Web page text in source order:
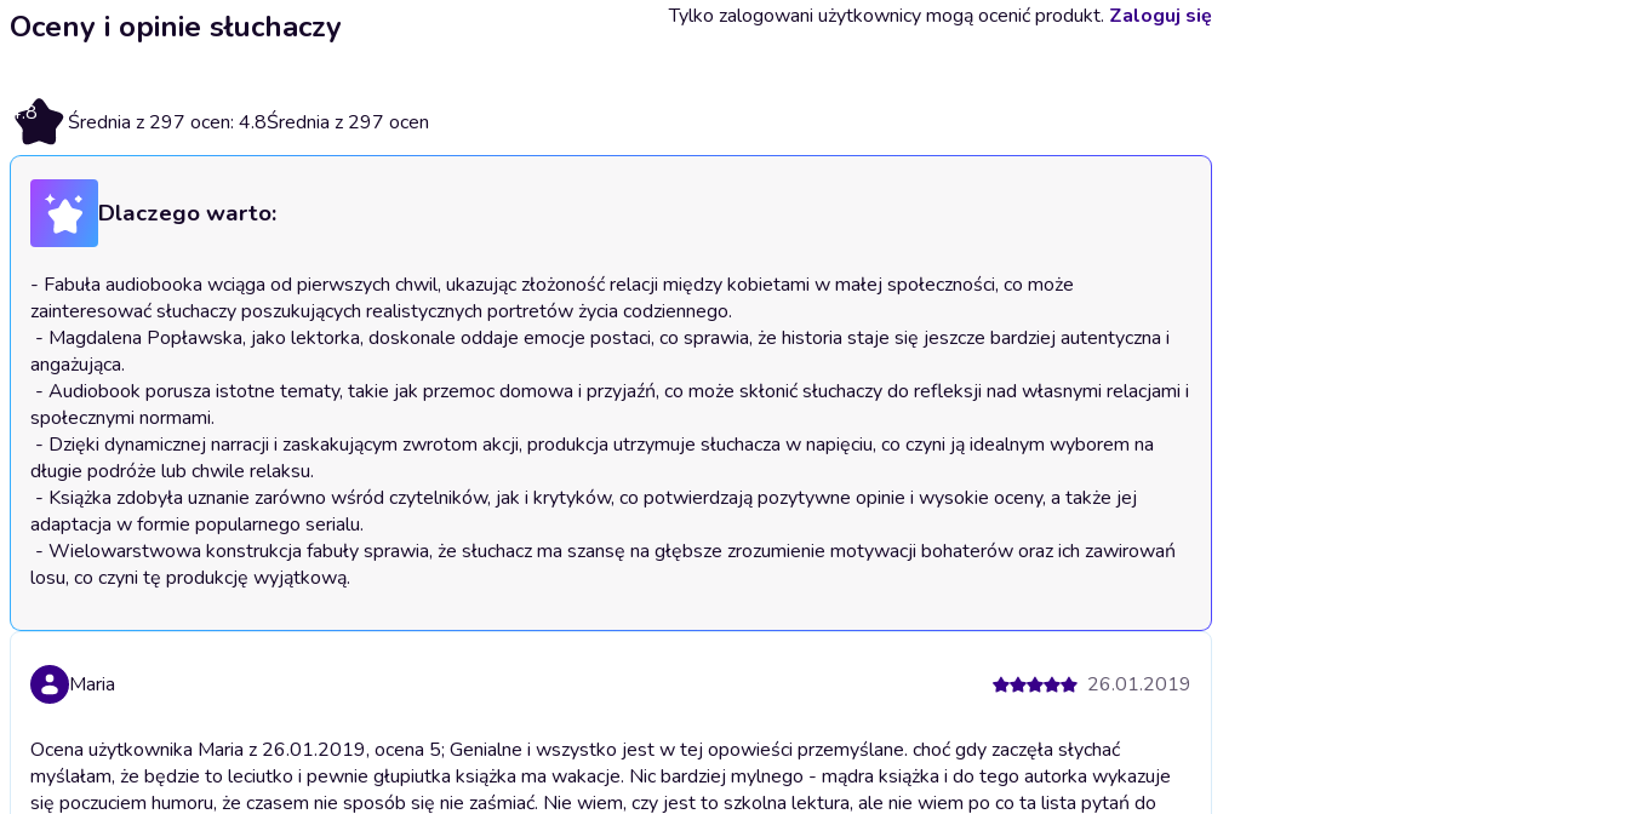
Oceny i opinie słuchaczy
4.8 Średnia z 297 ocen: 4.8Średnia z 297 ocen
Tylko zalogowani użytkownicy mogą ocenić produkt. Zaloguj się
Dlaczego warto:
- Fabuła audiobooka wciąga od pierwszych chwil, ukazując złożoność relacji między kobietami w małej społeczności, co może
zainteresować słuchaczy poszukujących realistycznych portretów życia codziennego.
angażująca.
społecznymi normami.
długie podróże lub chwile relaksu.
adaptacja w formie popularnego serialu.
losu, co czyni tę produkcję wyjątkową.
Maria 26.01.2019
Ocena użytkownika Maria z 26.01.2019, ocena 5; Genialne i wszystko jest w tej opowieści przemyślane. choć gdy zaczęła słychać
myślałam, że będzie to leciutko i pewnie głupiutka książka ma wakacje. Nic bardziej mylnego - mądra książka i do tego autorka wykazuje
się poczuciem humoru, że czasem nie sposób się nie zaśmiać. Nie wiem, czy jest to szkolna lektura, ale nie wiem po co ta lista pytań do